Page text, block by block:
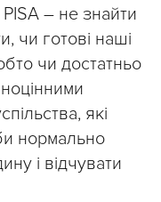
– не знайти
чи готові наші
чи достатньо
які
нормально
і відчувати